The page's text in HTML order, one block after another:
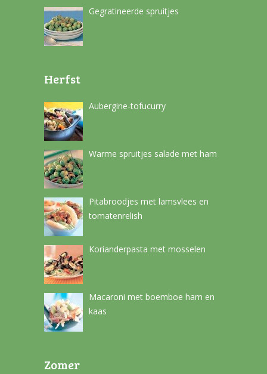
Gegratineerde spruitjes
Herfst
Aubergine-tofucurry
Warme spruitjes salade met ham
Pitabroodjes met lamsvlees en
tomatenrelish
Korianderpasta met mosselen
Macaroni met boemboe ham en
kaas
Zomer